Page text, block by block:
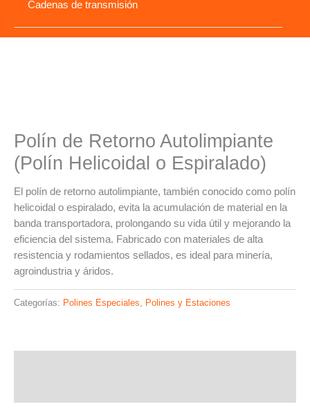
Cadenas de transmisión
Polín de Retorno Autolimpiante
(Polín Helicoidal o Espiralado)
El polín de retorno autolimpiante, también conocido como polín
helicoidal o espiralado, evita la acumulación de material en la
banda transportadora, prolongando su vida útil y mejorando la
eficiencia del sistema. Fabricado con materiales de alta
resistencia y rodamientos sellados, es ideal para minería,
agroindustria y áridos.
Categorías: Polines Especiales Polines y Estaciones